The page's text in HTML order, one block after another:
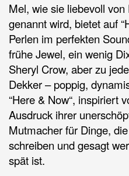
Mel, wie sie liebevoll von
genannt wird, bietet auf
Perlen im perfekten
frühe Jewel, ein wenig
Sheryl Crow, aber zu
Dekker – poppig,
“Here & Now“, inspiriert
Ausdruck ihrer
Mutmacher für Dinge,
schreiben und gesagt
spät ist.